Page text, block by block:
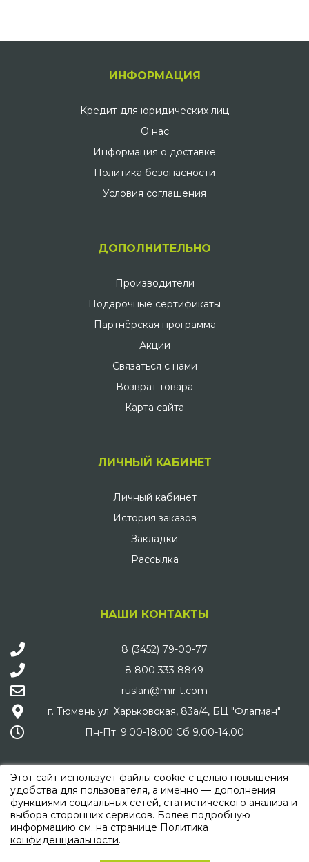
ИНФОРМАЦИЯ
Кредит для юридических лиц
О нас
Информация о доставке
Политика безопасности
Условия соглашения
ДОПОЛНИТЕЛЬНО
Производители
Подарочные сертификаты
Партнёрская программа
Акции
Связаться с нами
Возврат товара
Карта сайта
ЛИЧНЫЙ КАБИНЕТ
Личный кабинет
История заказов
Закладки
Рассылка
НАШИ КОНТАКТЫ
8 (3452) 79-00-77
8 800 333 8849
ruslan@mir-t.com
г. Тюмень ул. Харьковская, 83а/4, БЦ "Флагман"
Пн-Пт: 9:00-18:00 Сб 9.00-14.00
МЫ В СОЦИАЛЬНЫХ СЕТЯХ
Этот сайт использует файлы cookie с целью повышения
удобства для пользователя, а именно — дополнения
функциями социальных сетей, статистического анализа и
выбора сторонних сервисов. Более подробную
информацию см. на странице Политика
конфиденциальности.